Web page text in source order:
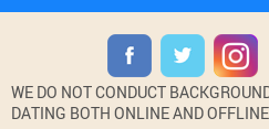
WE DO NOT CONDUCT
DATING BOTH ONLINE AND OFFLINE.